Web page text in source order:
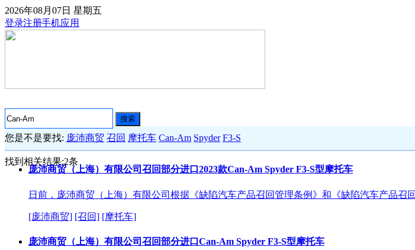
2026年08月07日 星期五
登录注册手机应用
搜索
您是不是要找: 庞沛商贸 召回 摩托车 Can-Am Spyder F3-S
找到相关结果:2条
庞沛商贸（上海）有限公司召回部分进口2023款Can-Am Spyder F3-S型摩托车
日前，庞沛商贸（上海）有限公司根据《缺陷汽车产品召回管理条例》和《缺陷汽车产品召
[庞沛商贸] [召回] [摩托车]
庞沛商贸（上海）有限公司召回部分进口Can-Am Spyder F3-S型摩托车